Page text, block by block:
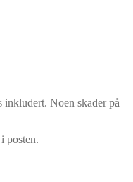
Noen skader på
posten.